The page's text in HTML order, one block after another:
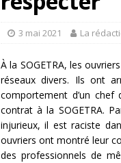
3 mai 2021 La
À la SOGETRA, les
réseaux divers. Ils ont
comportement d’un
contrat à la SOGETRA.
injurieux, il est raciste
ouvriers ont montré leur
des professionnels de